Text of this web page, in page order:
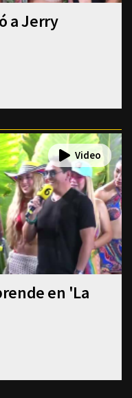
a Jerry
en 'La